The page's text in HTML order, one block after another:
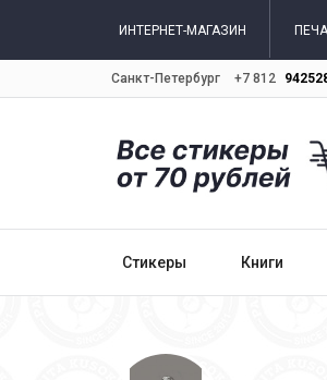
ИНТЕРНЕТ-МАГАЗИН
Санкт-Петербург +7 812
Стикеры Книги